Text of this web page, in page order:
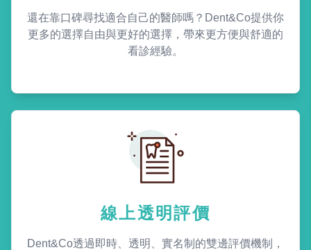
還在靠口碑尋找適合自己的醫師嗎？Dent&Co提供你
更多的選擇自由與更好的選擇，帶來更方便與舒適的
看診經驗。
線上透明評價
Dent&Co透過即時、透明、實名制的雙邊評價機制，